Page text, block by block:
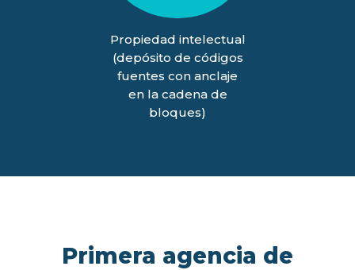
Propiedad intelectual
(depósito de códigos
fuentes con anclaje
en la cadena de
bloques)
Primera agencia de